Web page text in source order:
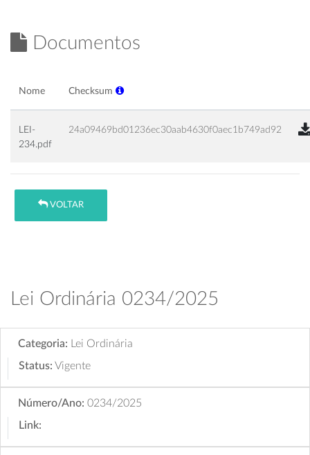
Documentos
Nome Checksum
LEI-
234.pdf
24a09469bd01236ec30aab4630f0aec1b749ad92
VOLTAR
Lei Ordinária 0234/2025
Categoria:
Lei Ordinária
Status: Vigente
Número/Ano: 0234/2025
Link: